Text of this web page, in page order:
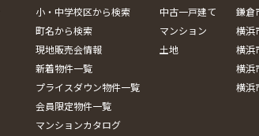
小・中学校区から検索
町名から検索
現地販売会情報
新着物件一覧
プライスダウン物件一覧
会員限定物件一覧
マンションカタログ
中古一戸建て
マンション
土地
鎌倉
横浜
横浜
横浜
横浜